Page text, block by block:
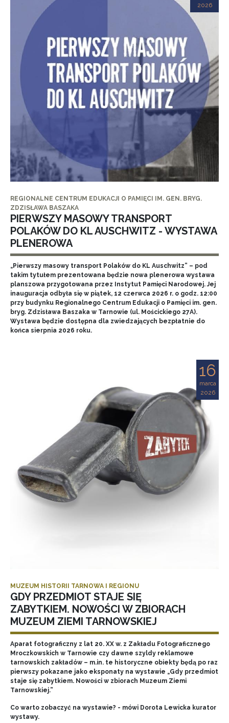
2026
REGIONALNE CENTRUM EDUKACJI O PAMIĘCI IM. GEN. BRYG.
ZDZISŁAWA BASZAKA
PIERWSZY MASOWY TRANSPORT
POLAKÓW DO KL AUSCHWITZ - WYSTAWA
PLENEROWA
„Pierwszy masowy transport Polaków do KL Auschwitz” – pod
takim tytułem prezentowana będzie nowa plenerowa wystawa
planszowa przygotowana przez Instytut Pamięci Narodowej. Jej
inauguracja odbyła się w piątek, 12 czerwca 2026 r. o godz. 12:00
przy budynku Regionalnego Centrum Edukacji o Pamięci im. gen.
bryg. Zdzisława Baszaka w Tarnowie (ul. Mościckiego 27A).
Wystawa będzie dostępna dla zwiedzających bezpłatnie do
końca sierpnia 2026 roku.
16
marca
2026
MUZEUM HISTORII TARNOWA I REGIONU
GDY PRZEDMIOT STAJE SIĘ
ZABYTKIEM. NOWOŚCI W ZBIORACH
MUZEUM ZIEMI TARNOWSKIEJ
Aparat fotograficzny z lat 20. XX w. z Zakładu Fotograficznego
Mroczkowskich w Tarnowie czy dawne szyldy reklamowe
tarnowskich zakładów – m.in. te historyczne obiekty będą po raz
pierwszy pokazane jako eksponaty na wystawie „Gdy przedmiot
staje się zabytkiem. Nowości w zbiorach Muzeum Ziemi
Tarnowskiej.”
Co warto zobaczyć na wystawie? - mówi Dorota Lewicka kurator
wystawy.